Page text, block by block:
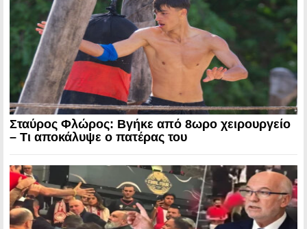
Σταύρος Φλώρος: Βγήκε από 8ωρο χειρουργείο
– Τι αποκάλυψε ο πατέρας του